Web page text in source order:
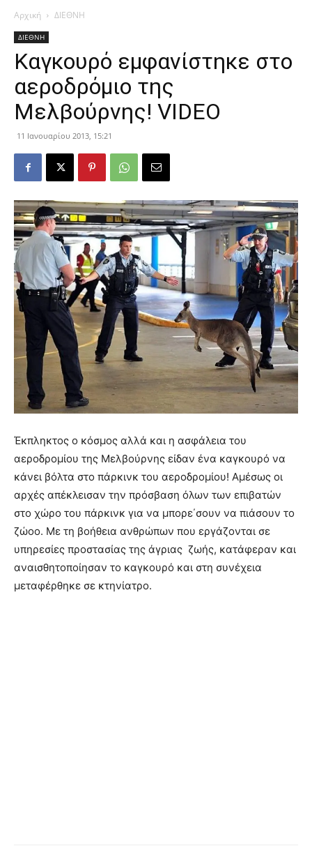
Αρχική ΔΙΕΘΝΗ
ΔΙΕΘΝΗ
Καγκουρό εμφανίστηκε στο
αεροδρόμιο της
Μελβούρνης! VIDEO
11 Ιανουαρίου 2013, 15:21
Έκπληκτος ο κόσμος αλλά και η ασφάλεια του
αεροδρομίου της Μελβούρνης είδαν ένα καγκουρό να
κάνει βόλτα στο πάρκινκ του αεροδρομίου! Αμέσως οι
αρχές απέκλεισαν την πρόσβαση όλων των επιβατών
στο χώρο του πάρκινκ για να μπορε΄σουν να πιάσουν το
ζώοο. Με τη βοήθεια ανθρώπων που εργάζονται σε
υπηρεσίες προστασίας της άγριας ζωής, κατάφεραν και
αναισθητοποίησαν το καγκουρό και στη συνέχεια
μεταφέρθηκε σε κτηνίατρο.